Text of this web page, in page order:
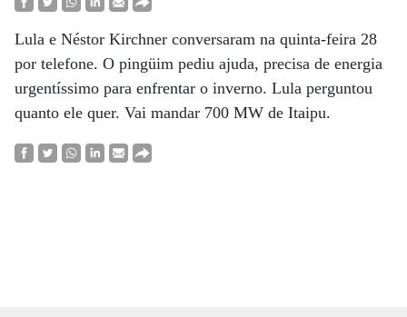
Lula e Néstor Kirchner conversaram na quinta-feira 28
por telefone. O pingüim pediu ajuda, precisa de energia
urgentíssimo para enfrentar o inverno. Lula perguntou
quanto ele quer. Vai mandar 700 MW de Itaipu.